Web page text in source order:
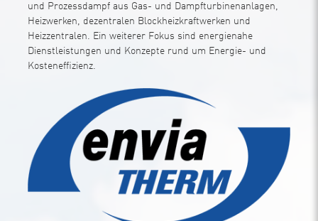
und Prozessdampf aus Gas- und Dampfturbinenanlagen,
Heizwerken, dezentralen Blockheizkraftwerken und
Heizzentralen. Ein weiterer Fokus sind energienahe
Dienstleistungen und Konzepte rund um Energie- und
Kosteneffizienz.